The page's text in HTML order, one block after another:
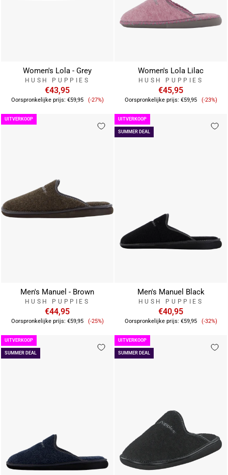
Women's Lola - Grey
HUSH PUPPIES
€43,95
Oorspronkelijke prijs: €59,95 Verkoopprijs
(-27%)
Women's Lola Lilac
HUSH PUPPIES
€45,95
Oorspronkelijke prijs: €59,95 (-23%)
UITVERKOOP
Men's Manuel - Brown
HUSH PUPPIES
€44,95
Oorspronkelijke prijs: €59,95 Verkoopprijs
(-25%)
SUMMER DEAL
UITVERKOOP
Men's Manuel Black
HUSH PUPPIES
€40,95
Oorspronkelijke prijs: €59,95 (-32%)
SUMMER DEAL
UITVERKOOP
SUMMER DEAL
UITVERKOOP